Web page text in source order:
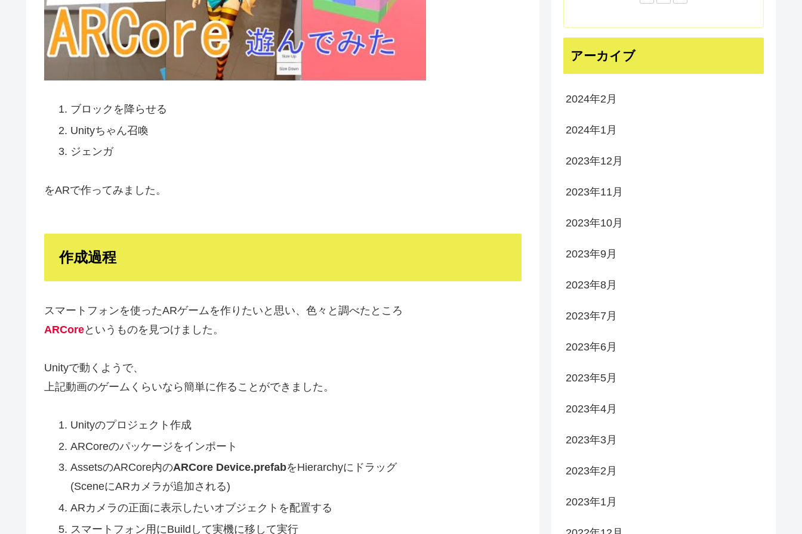
ブロックを降らせる
Unityちゃん召喚
ジェンガ
をARで作ってみました。
作成過程
スマートフォンを使ったARゲームを作りたいと思い、色々と調べたところ
ARCoreというものを見つけました。
Unityで動くようで、
上記動画のゲームくらいなら簡単に作ることができました。
Unityのプロジェクト作成
ARCoreのパッケージをインポート
AssetsのARCore内のARCore Device.prefabをHierarchyにドラッグ
(SceneにARカメラが追加される)
ARカメラの正面に表示したいオブジェクトを配置する
スマートフォン用にBuildして実機に移して実行
アーカイブ
2024年2月
2024年1月
2023年12月
2023年11月
2023年10月
2023年9月
2023年8月
2023年7月
2023年6月
2023年5月
2023年4月
2023年3月
2023年2月
2023年1月